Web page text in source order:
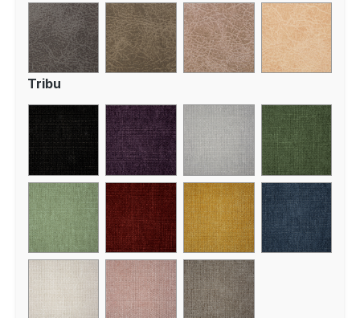
Tribu